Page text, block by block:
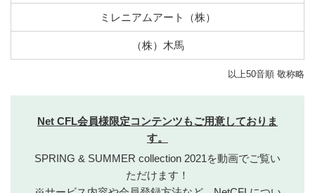
ミレニアムアート（株）
（株）木馬
以上50音順 敬称略
Net CFL会員様限定コンテンツもご用意しておりま
す。
SPRING & SUMMER collection 2021を動画でご覧い
ただけます！